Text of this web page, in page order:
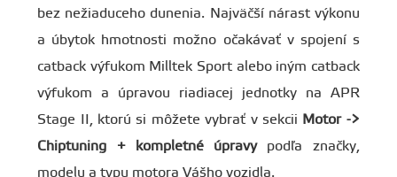
bez nežiaduceho dunenia. Najväčší nárast výkonu
a úbytok hmotnosti možno očakávať v spojení s
catback výfukom Milltek Sport alebo iným catback
výfukom a úpravou riadiacej jednotky na APR
Stage II, ktorú si môžete vybrať v sekcii Motor ->
Chiptuning + kompletné úpravypodľa značky,
modelu a typu motora Vášho vozidla.